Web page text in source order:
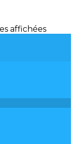
affichées